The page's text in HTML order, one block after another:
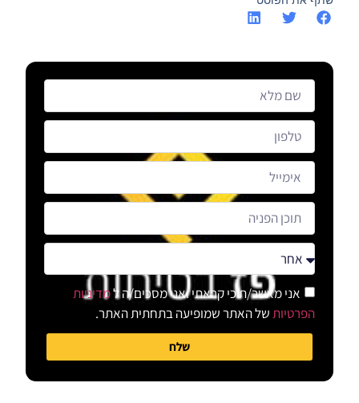
אני מאשר/ת כי קראתי ואני מסכים/ה למדיניות
הפרטיותשל האתר שמופיעה בתחתית האתר.
שלח